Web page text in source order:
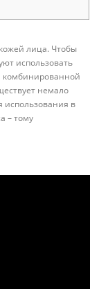
лица. Чтобы
использовать
комбинированной
немало
использования в
– тому